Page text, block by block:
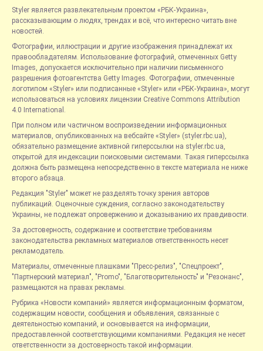
Styler является развлекательным проектом «РБК-Украина»,
рассказывающим о людях, трендах и всё, что интересно читать вне
новостей.
Фотографии, иллюстрации и другие изображения принадлежат их
правообладателям. Использование фотографий, отмеченных Getty
Images, допускается исключительно при наличии письменного
разрешения фотоагентства Getty Images. Фотографии, отмеченные
логотипом «Styler» или подписанные «Styler» или «РБК-Украина», могут
использоваться на условиях лицензии Creative Commons Attribution
4.0 International.
При полном или частичном воспроизведении информационных
материалов, опубликованных на вебсайте «Styler» (styler.rbc.ua),
обязательно размещение активной гиперссылки на styler.rbc.ua,
открытой для индексации поисковыми системами. Такая гиперссылка
должна быть размещена непосредственно в тексте материала не ниже
второго абзаца.
Редакция "Styler" может не разделять точку зрения авторов
публикаций. Оценочные суждения, согласно законодательству
Украины, не подлежат опровержению и доказыванию их правдивости.
За достоверность, содержание и соответствие требованиям
законодательства рекламных материалов ответственность несет
рекламодатель.
Материалы, отмеченные плашками "Пресс-релиз", "Спецпроект",
"Партнерский материал", "Promo", "Благотворительность" и "Резонанс",
размещаются на правах рекламы.
Рубрика «Новости компаний» является информационным форматом,
содержащим новости, сообщения и объявления, связанные с
деятельностью компаний, и основывается на информации,
предоставленной соответствующими компаниями. Редакция не несет
ответственности за достоверность такой информации.